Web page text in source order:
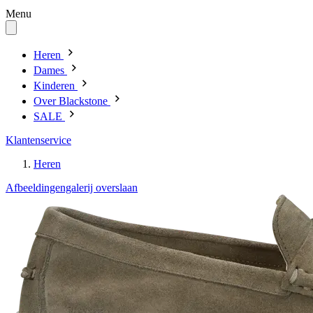
Menu
Heren
Dames
Kinderen
Over Blackstone
SALE
Klantenservice
Heren
Afbeeldingengalerij overslaan